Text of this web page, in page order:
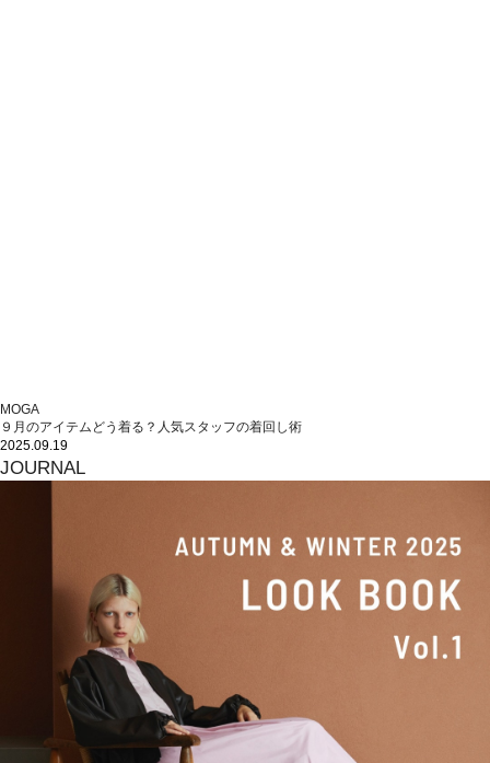
MOGA
９月のアイテムどう着る？人気スタッフの着回し術
2025.09.19
JOURNAL